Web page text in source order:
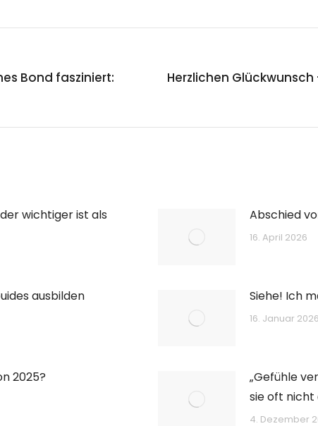
Bond fasziniert:
Herzlichen
wichtiger ist als
Abschied
16. April 2026
ausbilden Siehe! Ich
16. Januar 2026
2025?
„Gefühle
sie oft nicht
4. Dezember